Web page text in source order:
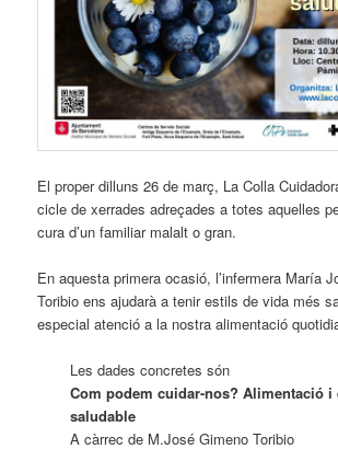
El proper dilluns 26 de març, La Colla
cicle de xerrades adreçades a totes aquelles
cura d’un familiar malalt o gran.
En aquesta primera ocasió, l’infermera María
Toribio ens ajudarà a tenir estils de vida més
especial atenció a la nostra alimentació
Les dades concretes són
Com podem cuidar-nos? Alimentació i
saludable
A càrrec de M.José Gimeno Toribio